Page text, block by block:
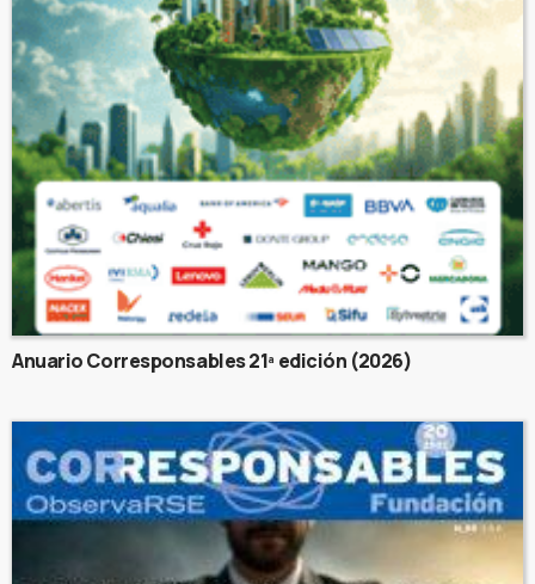
Anuario Corresponsables 21ª edición (2026)